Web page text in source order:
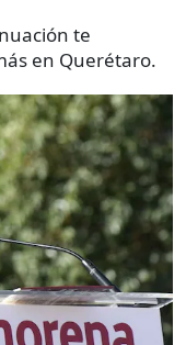
te
en Querétaro.